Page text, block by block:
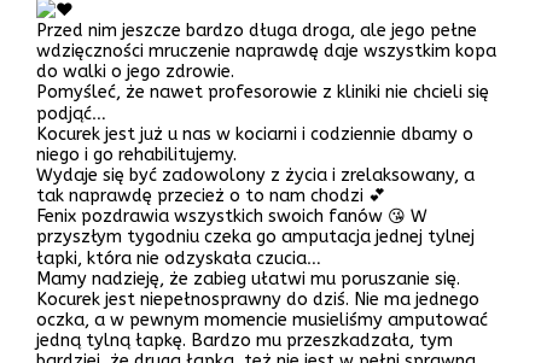
Przed nim jeszcze bardzo długa droga, ale jego pełne
wdzięczności mruczenie naprawdę daje wszystkim kopa
do walki o jego zdrowie.
Pomyśleć, że nawet profesorowie z kliniki nie chcieli się
podjąć…
Kocurek jest już u nas w kociarni i codziennie dbamy o
niego i go rehabilitujemy.
Wydaje się być zadowolony z życia i zrelaksowany, a
tak naprawdę przecież o to nam chodzi 💕
Fenix pozdrawia wszystkich swoich fanów 😘 W
przyszłym tygodniu czeka go amputacja jednej tylnej
łapki, która nie odzyskała czucia…
Mamy nadzieję, że zabieg ułatwi mu poruszanie się.
Kocurek jest niepełnosprawny do dziś. Nie ma jednego
oczka, a w pewnym momencie musieliśmy amputować
jedną tylną łapkę. Bardzo mu przeszkadzała, tym